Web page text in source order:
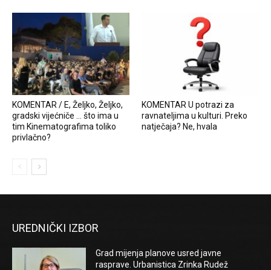
KOMENTAR / E, Željko, Željko,
gradski vijećniče … što ima u
tim Kinematografima toliko
privlačno?
KOMENTAR U potrazi za
ravnateljima u kulturi. Preko
natječaja? Ne, hvala
UREDNIČKI IZBOR
Grad mijenja planove usred javne
rasprave. Urbanistica Zrinka Rudež